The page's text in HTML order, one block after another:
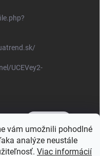
vám umožnili pohodlné
analýze neustále
Viac informácií
UCEVey2-